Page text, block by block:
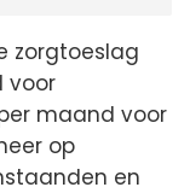
zorgtoeslag
voor
maand voor
op
en